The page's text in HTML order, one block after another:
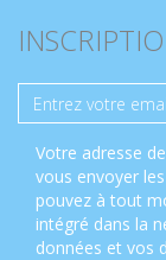
Votre adresse
vous envoyer
pouvez à tout
intégré dans la
données et vos